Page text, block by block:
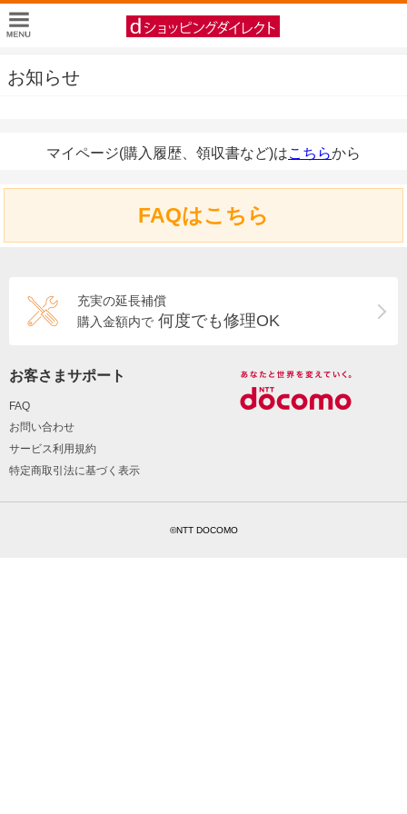
お知らせ
マイページ(購入履歴、領収書など)はこちらから
FAQはこちら
充実の延長補償
購入金額内で 何度でも修理OK
お客さまサポート
FAQ
お問い合わせ
サービス利用規約
特定商取引法に基づく表示
©NTT DOCOMO